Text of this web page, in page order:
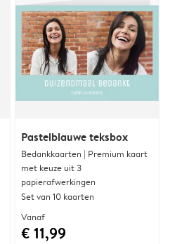
Pastelblauwe teksbox
Bedankkaarten | Premium kaart
met keuze uit 3
papierafwerkingen
Set van 10 kaarten
Vanaf
€ 11,99